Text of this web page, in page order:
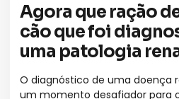
Agora que ração
cão que foi
uma patologia
O diagnóstico de uma doença
um momento desafiador para